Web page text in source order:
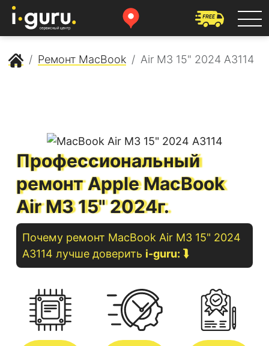
Сервисный центр Apple
Ремонт MacBook Air M3 15" 2024 A3114
Профессиональный
ремонт Apple MacBook
Air M3 15" 2024г.
Почему ремонт MacBook Air M3 15" 2024
A3114 лучше доверить i-guru: ⮯